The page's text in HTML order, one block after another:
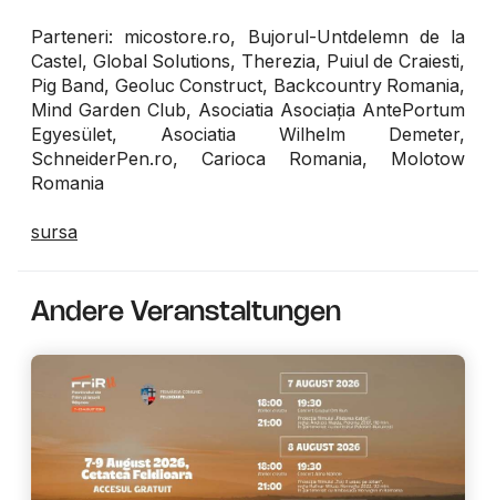
Parteneri: micostore.ro, Bujorul-Untdelemn de la
Castel, Global Solutions, Therezia, Puiul de Craiesti,
Pig Band, Geoluc Construct, Backcountry Romania,
Mind Garden Club, Asociatia Asociația AntePortum
Egyesület, Asociatia Wilhelm Demeter,
SchneiderPen.ro, Carioca Romania, Molotow
Romania
sursa
Andere Veranstaltungen